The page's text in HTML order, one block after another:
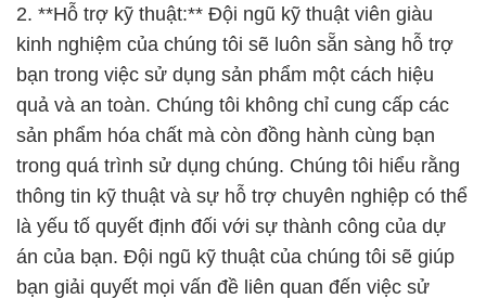
2. **Hỗ trợ kỹ thuật:** Đội ngũ kỹ thuật viên giàu
kinh nghiệm của chúng tôi sẽ luôn sẵn sàng hỗ trợ
bạn trong việc sử dụng sản phẩm một cách hiệu
quả và an toàn. Chúng tôi không chỉ cung cấp các
sản phẩm hóa chất mà còn đồng hành cùng bạn
trong quá trình sử dụng chúng. Chúng tôi hiểu rằng
thông tin kỹ thuật và sự hỗ trợ chuyên nghiệp có thể
là yếu tố quyết định đối với sự thành công của dự
án của bạn. Đội ngũ kỹ thuật của chúng tôi sẽ giúp
bạn giải quyết mọi vấn đề liên quan đến việc sử